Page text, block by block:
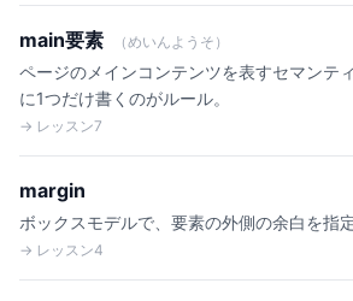
main要素 （めいんようそ）
ページのメインコンテンツを表すセマンテ
に1つだけ書くのがルール。
→ レッスン7
margin
ボックスモデルで、要素の外側の余白を指
→ レッスン4